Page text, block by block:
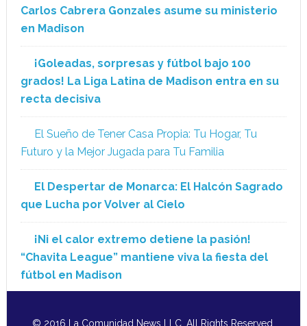
Carlos Cabrera Gonzales asume su ministerio
en Madison
¡Goleadas, sorpresas y fútbol bajo 100
grados! La Liga Latina de Madison entra en su
recta decisiva
El Sueño de Tener Casa Propia: Tu Hogar, Tu
Futuro y la Mejor Jugada para Tu Familia
El Despertar de Monarca: El Halcón Sagrado
que Lucha por Volver al Cielo
¡Ni el calor extremo detiene la pasión!
“Chavita League” mantiene viva la fiesta del
fútbol en Madison
© 2016 La Comunidad News LLC. All Rights Reserved.